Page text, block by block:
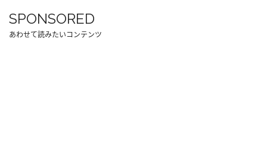
SPONSORED
あわせて読みたいコンテンツ